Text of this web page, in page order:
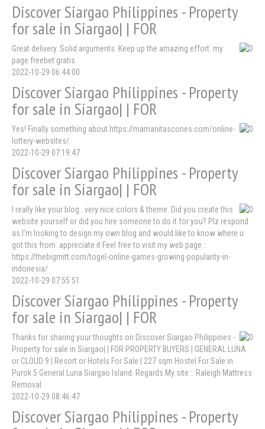
Discover Siargao Philippines - Property
for sale in Siargao| | FOR
Great delivery. Solid arguments. Keep up the amazing effort. my
page freebet gratis
2022-10-29 06:44:00
Discover Siargao Philippines - Property
for sale in Siargao| | FOR
Yes! Finally something about https://mamanitascones.com/online-
lottery-websites/.
2022-10-29 07:19:47
Discover Siargao Philippines - Property
for sale in Siargao| | FOR
I really like your blog.. very nice colors & theme. Did you create this
website yourself or did you hire someone to do it for you? Plz respond
as I'm looking to design my own blog and would like to know where u
got this from. appreciate it Feel free to visit my web page ::
https://thebigmitt.com/togel-online-games-growing-popularity-in-
indonesia/
2022-10-29 07:55:51
Discover Siargao Philippines - Property
for sale in Siargao| | FOR
Thanks for sharing your thoughts on Discover Siargao Philippines -
Property for sale in Siargao| | FOR PROPERTY BUYERS | GENERAL LUNA
or CLOUD 9 | Resort or Hotels For Sale | 227 sqm Hostel For Sale in
Purok 5 General Luna Siargao Island. Regards My site :: Raleigh Mattress
Removal
2022-10-29 08:46:47
Discover Siargao Philippines - Property